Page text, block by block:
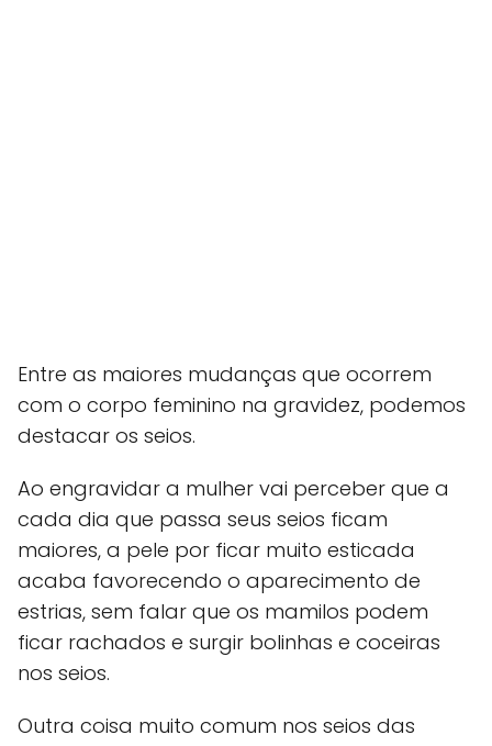
Entre as maiores mudanças que ocorrem
com o corpo feminino na gravidez, podemos
destacar os seios.
Ao engravidar a mulher vai perceber que a
cada dia que passa seus seios ficam
maiores, a pele por ficar muito esticada
acaba favorecendo o aparecimento de
estrias, sem falar que os mamilos podem
ficar rachados e surgir bolinhas e coceiras
nos seios.
Outra coisa muito comum nos seios das